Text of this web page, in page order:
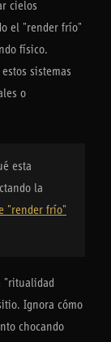
cielos
el "render frío"
físico.
sistemas
o
esta
la
"render frío"
"ritualidad
Ignora cómo
chocando